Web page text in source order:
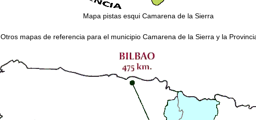
Mapa pistas esqui Camarena de la Sierra
Otros mapas de referencia para el municipio Camarena de la Sierra y la